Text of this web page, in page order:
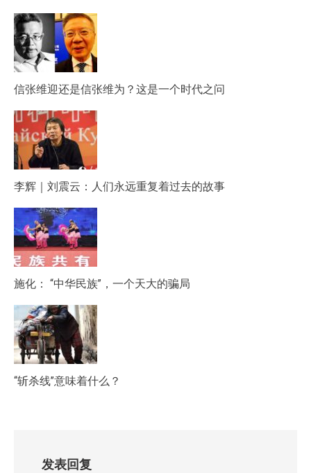
信张维迎还是信张维为？这是一个时代之问
李辉｜刘震云：人们永远重复着过去的故事
施化： “中华民族”，一个天大的骗局
“斩杀线”意味着什么？
发表回复